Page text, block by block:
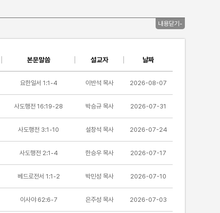
내용닫기-
본문말씀 설교자 날짜
요한일서 1:1-4 이반석 목사 2026-08-07
사도행전 16:19-28 박승규 목사 2026-07-31
사도행전 3:1-10 설창석 목사 2026-07-24
사도행전 2:1-4 한승우 목사 2026-07-17
베드로전서 1:1-2 박민성 목사 2026-07-10
이사야 62:6-7 은주성 목사 2026-07-03